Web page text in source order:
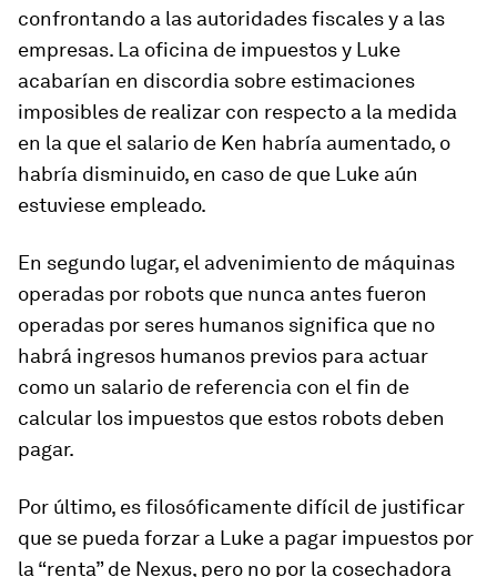
confrontando a las autoridades fiscales y a las
empresas. La oficina de impuestos y Luke
acabarían en discordia sobre estimaciones
imposibles de realizar con respecto a la medida
en la que el salario de Ken habría aumentado, o
habría disminuido, en caso de que Luke aún
estuviese empleado.
En segundo lugar, el advenimiento de máquinas
operadas por robots que nunca antes fueron
operadas por seres humanos significa que no
habrá ingresos humanos previos para actuar
como un salario de referencia con el fin de
calcular los impuestos que estos robots deben
pagar.
Por último, es filosóficamente difícil de justificar
que se pueda forzar a Luke a pagar impuestos por
la “renta” de Nexus, pero no por la cosechadora